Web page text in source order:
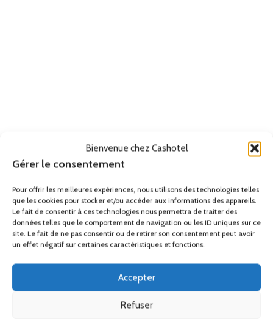
Bienvenue chez Cashotel
Gérer le consentement
Pour offrir les meilleures expériences, nous utilisons des technologies telles
que les cookies pour stocker et/ou accéder aux informations des appareils.
Le fait de consentir à ces technologies nous permettra de traiter des
données telles que le comportement de navigation ou les ID uniques sur ce
site. Le fait de ne pas consentir ou de retirer son consentement peut avoir
un effet négatif sur certaines caractéristiques et fonctions.
Accepter
Refuser